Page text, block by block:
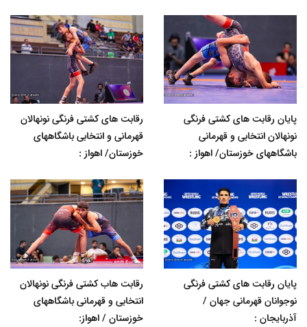
پایان رقابت های کشتی فرنگی
نونهالان انتخابی و قهرمانی
باشگاههای خوزستان/ اهواز :
رقابت های کشتی فرنگی نونهالان
قهرمانی و انتخابی باشگاههای
خوزستان/ اهواز :
پایان رقابت های کشتی فرنگی
نوجوانان قهرمانی جهان /
آذربایجان :
رقابت هاب کشتی فرنگی نونهالان
انتخابی و قهرمانی باشگاههای
خوزستان / اهواز: